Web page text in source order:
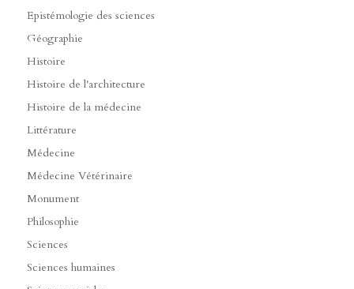
Epistémologie des sciences
Géographie
Histoire
Histoire de l'architecture
Histoire de la médecine
Littérature
Médecine
Médecine Vétérinaire
Monument
Philosophie
Sciences
Sciences humaines